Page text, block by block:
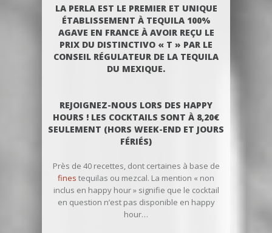
LA PERLA EST LE PREMIER ET UNIQUE
ÉTABLISSEMENT À TEQUILA 100%
AGAVE EN FRANCE À AVOIR REÇU LE
PRIX DU DISTINCTIVO « T » PAR LE
CONSEIL RÉGULATEUR DE LA TEQUILA
DU MEXIQUE.
REJOIGNEZ-NOUS LORS DES HAPPY
HOURS ! LES COCKTAILS SONT À 8,20€
SEULEMENT (HORS WEEK-END ET JOURS
FÉRIÉS)
Près de 40 recettes, dont certaines à base de
fines tequilas ou mezcal. La mention « non
inclus en happy hour » signifie que le cocktail
en question n’est pas disponible en happy
hour…